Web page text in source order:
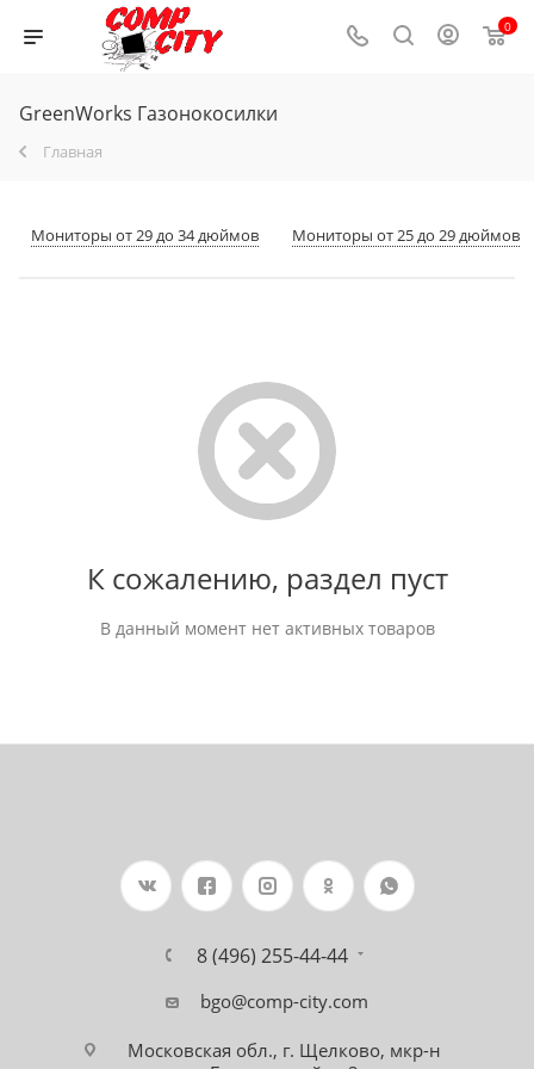
0
GreenWorks Газонокосилки
Главная
Мониторы от 29 до 34 дюймов Мониторы от 25 до 29 дюймов
К сожалению, раздел пуст
В данный момент нет активных товаров
8 (496) 255-44-44
bgo@comp-city.com
Московская обл., г. Щелково, мкр-н